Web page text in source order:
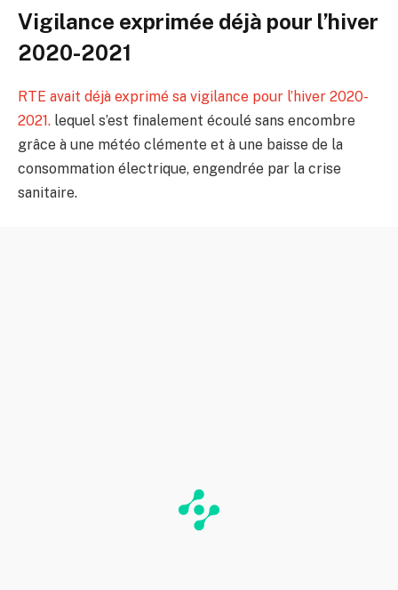
Vigilance exprimée déjà pour l’hiver
2020-2021
RTE avait déjà exprimé sa vigilance pour l’hiver 2020-
2021. lequel s’est finalement écoulé sans encombre
grâce à une météo clémente et à une baisse de la
consommation électrique, engendrée par la crise
sanitaire.